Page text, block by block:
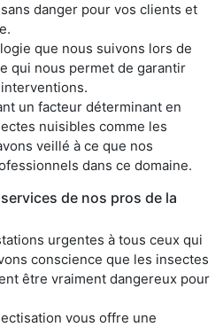
danger pour vos clients et
que nous suivons lors de
qui nous permet de garantir
un facteur déterminant en
nuisibles comme les
veillé à ce que nos
dans ce domaine.
de nos pros de la
urgentes à tous ceux qui
conscience que les insectes
être vraiment dangereux pour
vous offre une